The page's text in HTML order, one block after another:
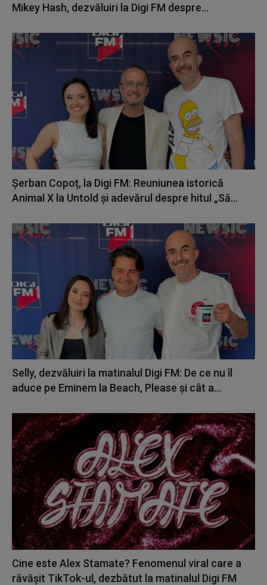
Mikey Hash, dezvăluiri la Digi FM despre...
Șerban Copoț, la Digi FM: Reuniunea istorică
Animal X la Untold și adevărul despre hitul „Să...
Selly, dezvăluiri la matinalul Digi FM: De ce nu îl
aduce pe Eminem la Beach, Please și cât a...
Cine este Alex Stamate? Fenomenul viral care a
răvășit TikTok-ul, dezbătut la matinalul Digi FM